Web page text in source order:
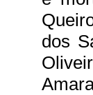
dos